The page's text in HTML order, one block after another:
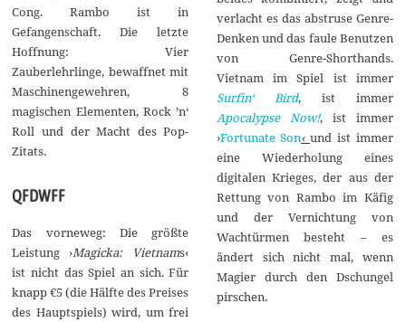
Cong. Rambo ist in
Gefangenschaft. Die letzte
Hoffnung: Vier
Zauberlehrlinge, bewaffnet mit
Maschinengewehren, 8
magischen Elementen, Rock ’n‘
Roll und der Macht des Pop-
Zitats.
QFDWFF
Das vorneweg: Die größte
Leistung ›Magicka: Vietnams‹
ist nicht das Spiel an sich. Für
knapp €5 (die Hälfte des Preises
des Hauptspiels) wird, um frei
verlacht es das abstruse Genre-
Denken und das faule Benutzen
von Genre-Shorthands.
Vietnam im Spiel ist immer
Surfin‘ Bird, ist immer
Apocalypse Now!, ist immer
›Fortunate Son‹ und ist immer
eine Wiederholung eines
digitalen Krieges, der aus der
Rettung von Rambo im Käfig
und der Vernichtung von
Wachtürmen besteht – es
ändert sich nicht mal, wenn
Magier durch den Dschungel
pirschen.